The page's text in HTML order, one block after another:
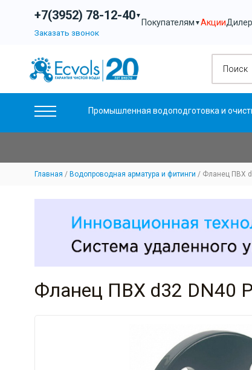
+7(3952) 78-12-40▼
Заказать звонок
Покупателям ▼Акции
Промышленная водоподготовка и
Главная Водопроводная арматура и фитинги Фланец ПВХ
Фланец ПВХ d32 DN40